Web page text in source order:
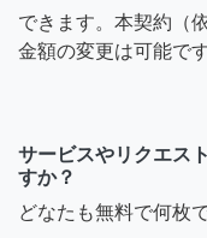
できます。本契約（
金額の変更は可能です
サービスやリクエス
すか？
どなたも無料で何枚